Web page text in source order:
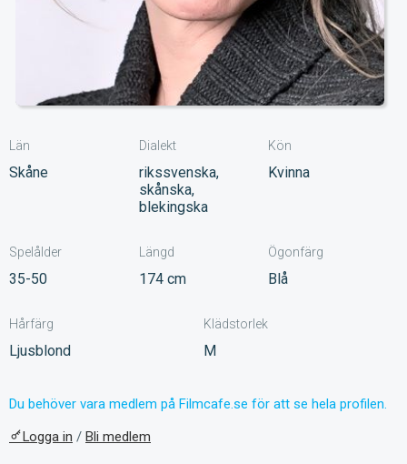
Län
Skåne
Dialekt
rikssvenska,
skånska,
blekingska
Kön
Kvinna
Spelålder
35-50
Längd
174 cm
Ögonfärg
Blå
Hårfärg
Ljusblond
Klädstorlek
M
Du behöver vara medlem på Filmcafe.se för att se hela profilen.
Logga in / Bli medlem